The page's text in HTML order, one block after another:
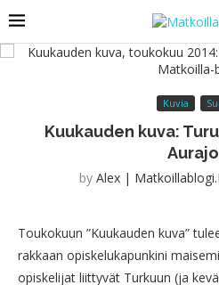
Kuvia
Kuukauden kuva:
by Alex |
Toukokuun ”Kuukauden kuva”
rakkaan opiskelukapunkini
opiskelijat liittyvät Turkuun (ja